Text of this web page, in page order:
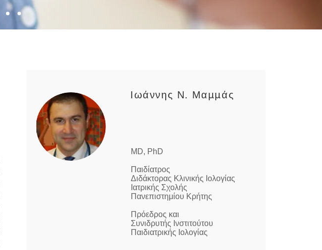
Ιωάννης Ν. Μαμμάς
MD, PhD
Παιδίατρος
Διδάκτορας Κλινικής Ιολογίας
Ιατρικής Σχολής
Πανεπιστημίου Κρήτης
Πρόεδρος και
Συνιδρυτής Ινστιτούτου
Παιδιατρικής Ιολογίας